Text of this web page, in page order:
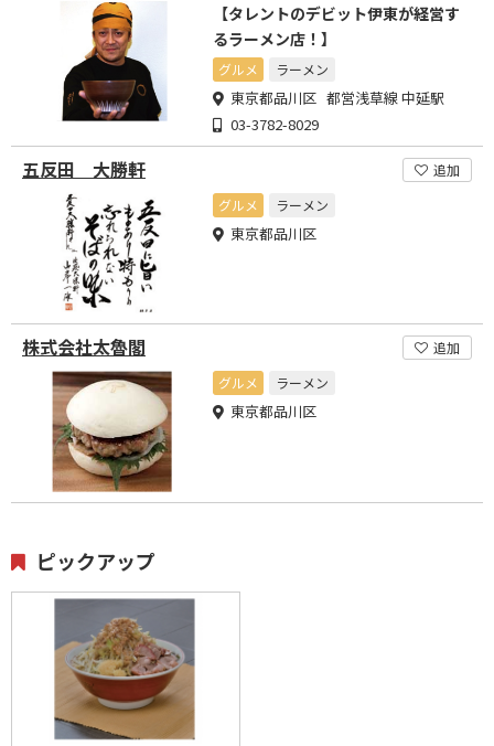
【タレントのデビット伊東が経営す
るラーメン店！】
グルメ ラーメン
東京都品川区 都営浅草線 中延駅
03-3782-8029
五反田 大勝軒
追加
グルメ
ラーメン
東京都品川区
株式会社太魯閣
追加
グルメ
ラーメン
東京都品川区
ピックアップ